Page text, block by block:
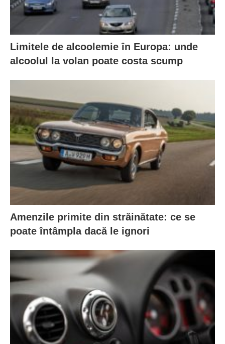
Limitele de alcoolemie în Europa: unde
alcoolul la volan poate costa scump
Amenzile primite din străinătate: ce se
poate întâmpla dacă le ignori